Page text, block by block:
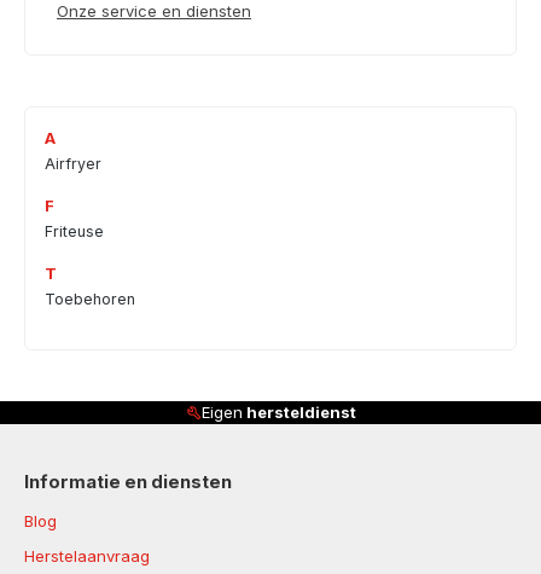
Onze service en diensten
A
Airfryer
F
Friteuse
T
Toebehoren
Eigen hersteldienst
Informatie en diensten
Blog
Herstelaanvraag